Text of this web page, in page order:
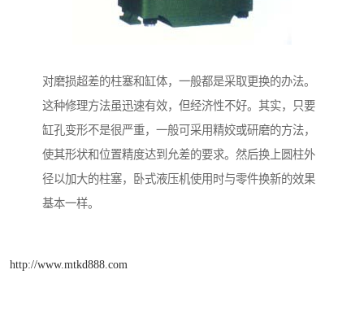
对磨损超差的柱塞和缸体，一般都是采取更换的办法。
这种修理方法虽迅速有效，但经济性不好。其实，只要
缸孔变形不是很严重，一般可采用精姣或研磨的方法，
使其形状和位置精度达到允差的要求。然后换上圆柱外
径以加大的柱塞，卧式液压机使用时与零件换新的效果
基本一样。
http://www.mtkd888.com